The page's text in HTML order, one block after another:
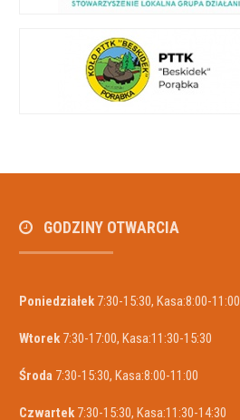
GODZINY OTWARCIA
Poniedziałek7:30-15:30, Kasa:8:00-11:00
Wtorek7:30-17:00, Kasa:11:30-15:30
Środa 7:30-15:30, Kasa:8:00-11:00
Czwartek7:30-15:30, Kasa:11:30-14:30